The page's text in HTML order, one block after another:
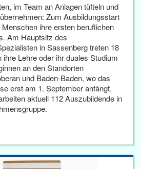
im Team an Anlagen tüfteln und
Zum Ausbildungsstart
ihre ersten beruflichen
Am Hauptsitz des
in Sassenberg treten 18
Lehre oder ihr duales Studium
an den Standorten
und Baden-Baden, wo das
erst am 1. September anfängt.
aktuell 112 Auszubildende in